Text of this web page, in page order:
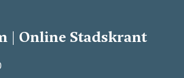
| Online Stadskrant